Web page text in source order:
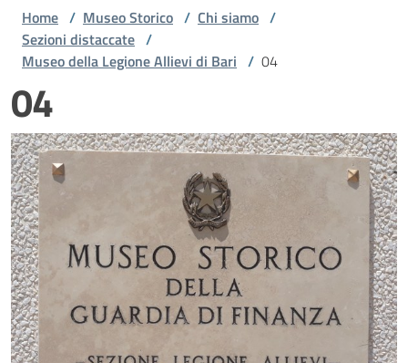
Chi
siamo
Sale
espositive
Comunicazione
e
multimedia
Home / Museo Storico / Chi siamo /
Sezioni distaccate /
Museo della Legione Allievi di Bari / 04
04